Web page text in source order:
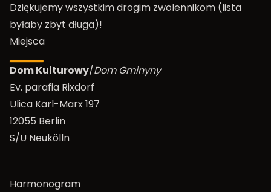
Dziękujemy wszystkim drogim zwolennikom (lista
byłaby zbyt długa)!
Miejsca
Dom Kulturowy/Dom Gminyny
Ev. parafia Rixdorf
Ulica Karl-Marx 197
12055 Berlin
S/U Neukölln
Harmonogram